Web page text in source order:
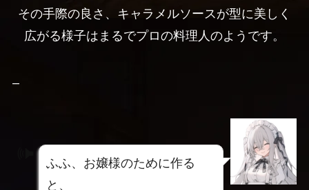
その手際の良さ、キャラメルソースが型に美しく
広がる様子はまるでプロの料理人のようです。
–
ふふ、お嬢様のために作る
と、